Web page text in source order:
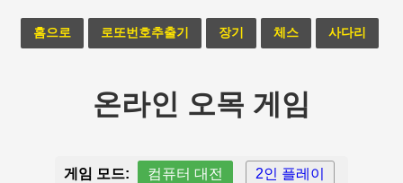
홈으로 로또번호추출기 장기 체스 사다리
온라인 오목 게임
게임 모드: 컴퓨터 대전 2인 플레이